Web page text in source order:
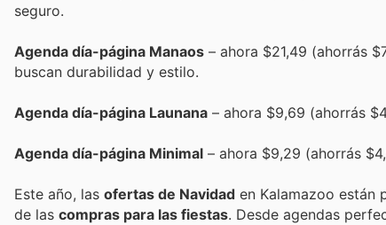
seguro.
Agenda día-página Manaos – ahora $21,49 (ahorrás
buscan durabilidad y estilo.
Agenda día-página Launana – ahora $9,69 (ahorrás
Agenda día-página Minimal – ahora $9,29 (ahorrás
Este año, las ofertas de Navidad en Kalamazoo están
de las compras para las fiestas. Desde agendas